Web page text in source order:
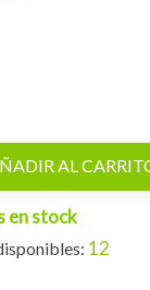
AL
en stock
12